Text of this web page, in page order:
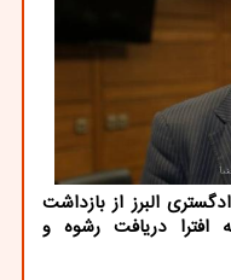
البرز از بازداشت
افترا دریافت رشوه و